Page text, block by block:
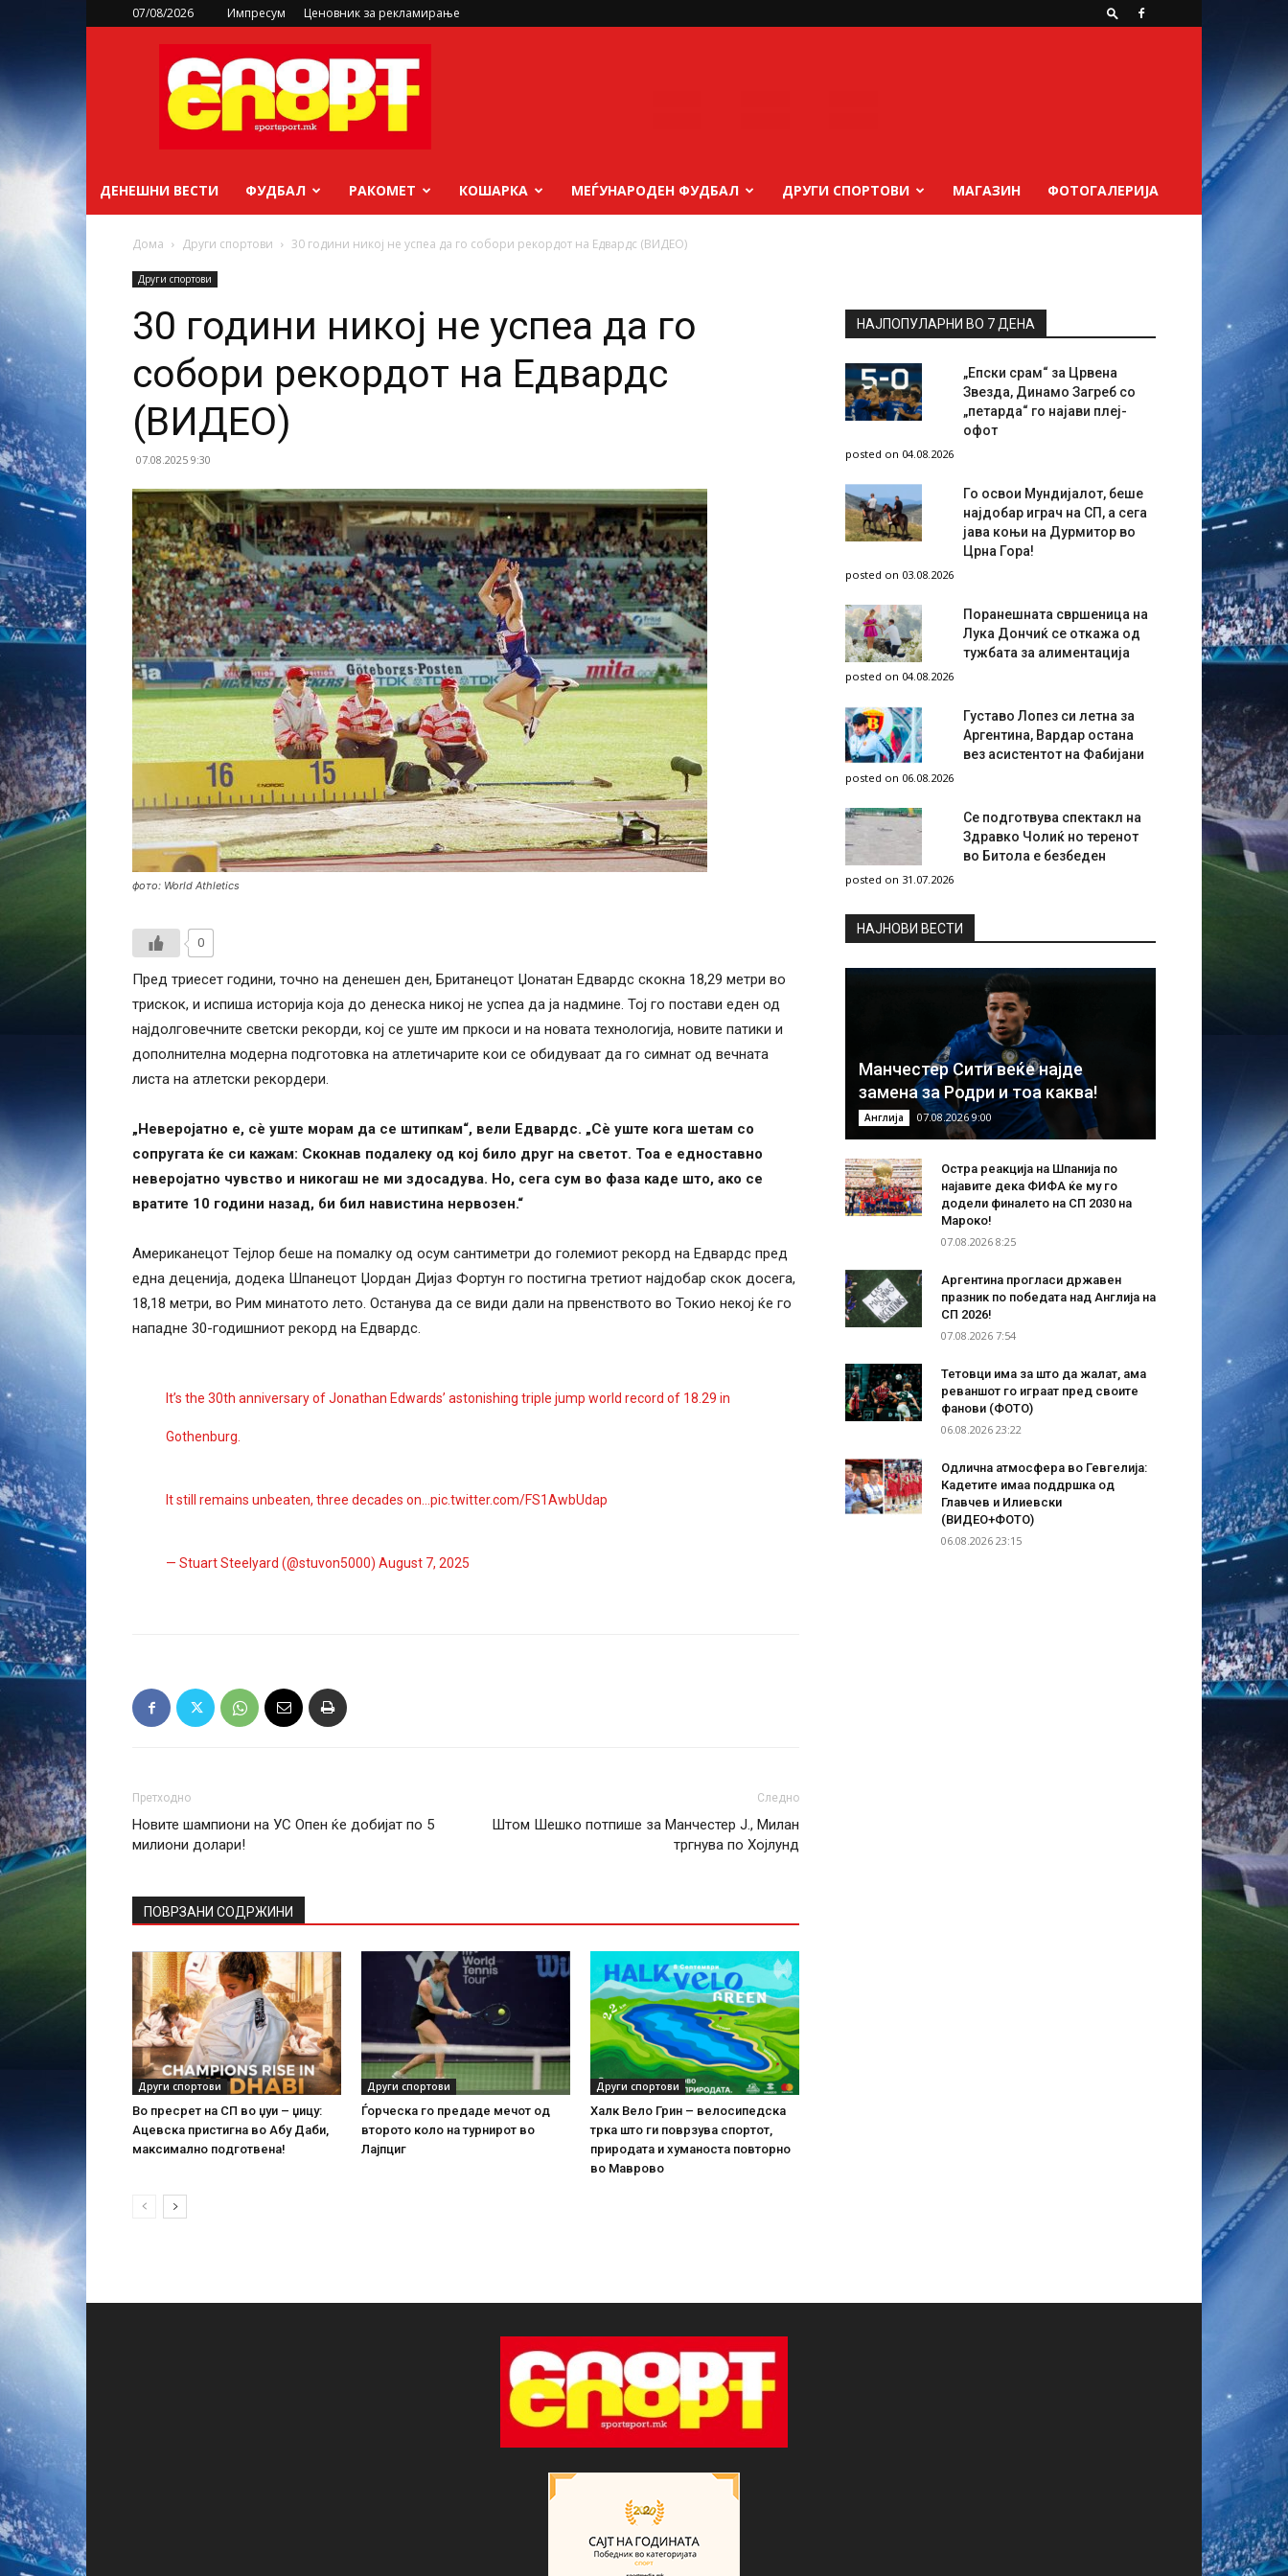
07/08/2026 Импресум Ценовник за рекламирање
sportsport.mk
ДЕНЕШНИ ВЕСТИ ФУДБАЛ РАКОМЕТ КОШАРКА МЕЃУНАРОДЕН ФУДБАЛ ДРУГИ СПОРТОВИ МАГАЗИН ФОТОГАЛЕРИЈА
Дома Други спортови 30 години никој не успеа да го собори рекордот на Едвардс (ВИДЕО)
Други спортови
30 години никој не успеа да го
собори рекордот на Едвардс
(ВИДЕО)
07.08.2025 9:30
фото: World Athletics
0
Пред триесет години, точно на денешен ден, Британецот Џонатан Едвардс скокна 18,29 метри во
трискок, и испиша историја која до денеска никој не успеа да ја надмине. Тој го постави еден од
најдолговечните светски рекорди, кој се уште им пркоси и на новата технологија, новите патики и
дополнителна модерна подготовка на атлетичарите кои се обидуваат да го симнат од вечната
листа на атлетски рекордери.
„Неверојатно е, сè уште морам да се штипкам“, вели Едвардс. „Сè уште кога шетам со
сопругата ќе си кажам: Скокнав подалеку од кој било друг на светот. Тоа е едноставно
неверојатно чувство и никогаш не ми здосадува. Но, сега сум во фаза каде што, ако се
вратите 10 години назад, би бил навистина нервозен.“
Американецот Тејлор беше на помалку од осум сантиметри до големиот рекорд на Едвардс пред
една деценија, додека Шпанецот Џордан Дијаз Фортун го постигна третиот најдобар скок досега,
18,18 метри, во Рим минатото лето. Останува да се види дали на првенството во Токио некој ќе го
нападне 30-годишниот рекорд на Едвардс.
It’s the 30th anniversary of Jonathan Edwards’ astonishing triple jump world record of 18.29 in
Gothenburg.
It still remains unbeaten, three decades on… pic.twitter.com/FS1AwbUdap
— Stuart Steelyard (@stuvon5000) August 7, 2025
Претходно
Новите шампиони на УС Опен ќе добијат по 5
милиони долари!
Следно
Штом Шешко потпише за Манчестер Ј., Милан
тргнува по Хојлунд
ПОВРЗАНИ СОДРЖИНИ
Други спортови
Во пресрет на СП во џуи – џицу:
Ацевска пристигна во Абу Даби,
максимално подготвена!
Други спортови
Ѓорческа го предаде мечот од
второто коло на турнирот во
Лајпциг
Други спортови
Халк Вело Грин – велосипедска
трка што ги поврзува спортот,
природата и хуманоста повторно
во Маврово
НАЈПОПУЛАРНИ ВО 7 ДЕНА
„Епски срам“ за Црвена
Звезда, Динамо Загреб со
„петарда“ го најави плеј-
офот
posted on 04.08.2026
Го освои Мундијалот, беше
најдобар играч на СП, а сега
јава коњи на Дурмитор во
Црна Гора!
posted on 03.08.2026
Поранешната свршеница на
Лука Дончиќ се откажа од
тужбата за алиментација
posted on 04.08.2026
Густаво Лопез си летна за
Аргентина, Вардар остана
вез асистентот на Фабијани
posted on 06.08.2026
Се подготвува спектакл на
Здравко Чолиќ но теренот
во Битола е безбеден
posted on 31.07.2026
НAЈНОВИ ВЕСТИ
Манчестер Сити веќе најде
замена за Родри и тоа каква!
Англија 07.08.2026 9:00
Остра реакција на Шпанија по
најавите дека ФИФА ќе му го
додели финалето на СП 2030 на
Мароко!
07.08.2026 8:25
Аргентина прогласи државен
празник по победата над Англија на
СП 2026!
07.08.2026 7:54
Тетовци има за што да жалат, ама
реваншот го играат пред своите
фанови (ФОТО)
06.08.2026 23:22
Одлична атмосфера во Гевгелија:
Кадетите имаа поддршка од
Главчев и Илиевски
(ВИДЕО+ФОТО)
06.08.2026 23:15